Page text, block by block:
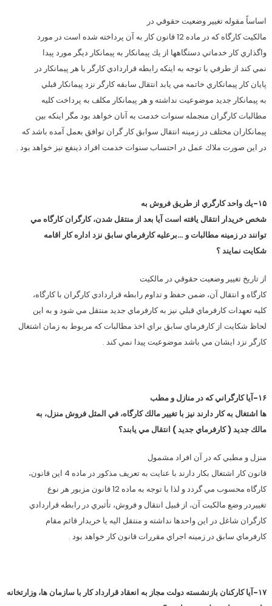
اساساً مقوله تغيير وضعيت حقوقي در
مالكيت كارگاه كه در ماده 12 قانون كار به آن پرداخته شده است در مورد
واگذاري كار خدماتي دستگاهها از يك پيمانكار به پيمانكار ديگر مورد پيدا
نمي كند از طرفي با توجه به اينكه رابطه قراردادي كارگر با هر پيمانكار در
پايان كار پيمانكاري خاتمه مي يابد انتقال سابقه كارگر نزد پيمانكار قبلي
به پيمانكار جديد موضوعيت نداشته و هر پيمانكار مكلف به پرداخت كليه
مطالبات كارگران منجمله سنوات خدمت به آنان خواهد بود مگر اينكه بين
پيمانكاران مختلف در زمينه انتقال سوابق كار گران توافق بعمل آمده باشد كه
در اين صورت ملاك عمل در احتساب سنوات خدمت افراد ذينفع نيز خواهد بود .
۱۵-يك واحد كارگري از طريق فروش به
شخص خريدار انتقال يافته است آيا بعد از منتقل شدن، كارگران كارگاه مي
توانند در زمينه مطالبات و …برعليه كارفرماي سابق نزد اداره كار اقامه
شكايت نمايند ؟
از تاريخ تغيير وضعيت حقوقي در مالكيت
كارگاه و انتقال آن، ضمن حفظ و تداوم رابطه قراردادي كارگران با كارگاه،
كليه تعهدات كارفرماي قبلي نيز به كارفرماي جديد منتقل مي شود و به اين
لحاظ شكايت از كارفرماي سابق براي اخذ مطالبات كه مربوط به زمان اشتغال
كارگر نزد ايشان مي باشد موضوعيت پيدا نمي كند .
۱۶-آيا كارگراني كه در منازل و مطب
ها اشتغال به كار دارند نيز با تغيير مالك كارگاه، في المثل فروش منزل، به
مالك جديد ( كارفرماي جديد ) انتقال مي يابند؟
منزل و مطبي كه در آن افراد مشمول
قانون كار اشتغال بكار دارند با عنايت به تعريف مذكور در ماده 4 اين قانون،
كارگاه محسوب مي گردد و لذا با توجه به ماده 12 قانون مزبور هر نوع
تغييردر وضع مالكيت آن، از قبيل انتقال و فروش، تأثيري در رابطه قراردادي
كارگران شاغل در اين واحدها نداشته و منتقل اليه يا خريدار قائم مقام
كارفرماي سابق در زمينه اجراي مقررات قانون كار خواهد بود .
۱۷-آيا كاركنان بازنشسته دولت مجاز به انعقاد قرارداد كار با سازمان ها، وزارتخانه